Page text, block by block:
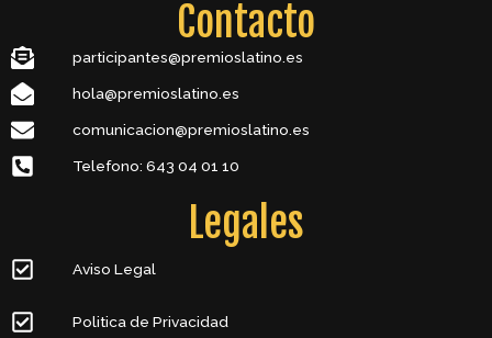
Contacto
participantes@premioslatino.es
hola@premioslatino.es
comunicacion@premioslatino.es
Telefono: 643 04 01 10
Legales
Aviso Legal
Politica de Privacidad